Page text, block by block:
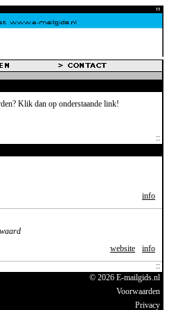
Klik dan op onderstaande link!
info
website
info
© 2026 E-mailgids.nl
Voorwaarden
Privacy